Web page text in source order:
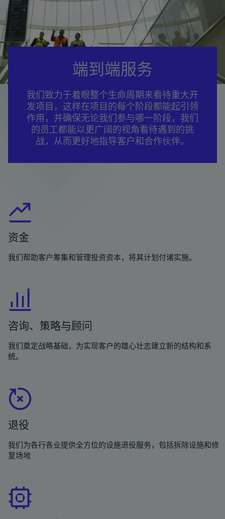
端到端服务
我们致力于着眼整个生命周期来看待重大开
发项目，这样在项目的每个阶段都能起引领
作用，并确保无论我们参与哪一阶段，我们
的员工都能以更广阔的视角看待遇到的挑
战，从而更好地指导客户和合作伙伴。
资金
我们帮助客户筹集和管理投资资本，将其计划付诸实施。
咨询、策略与顾问
我们奠定战略基础，为实现客户的雄心壮志建立新的结构和系
统。
退役
我们为各行各业提供全方位的设施退役服务，包括拆除设施和修
复场地